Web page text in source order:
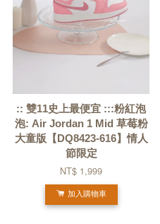
:: 雙11史上最便宜 :::粉紅泡
泡: Air Jordan 1 Mid 草莓粉
大童版【DQ8423-616】情人
節限定
NT$ 1,999
加入購物車